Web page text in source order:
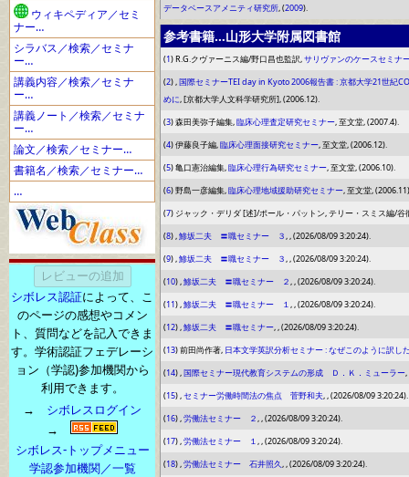
ウィキペディア／セミ
ナー…
シラバス／検索／セミナ
ー…
講義内容／検索／セミナ
ー…
講義ノート／検索／セミナ
ー…
論文／検索／セミナー…
書籍名／検索／セミナー…
…
シボレス認証によって、こ
のページの感想やコメン
ト、質問などを記入できま
す。学術認証フェデレーシ
ョン（学認)参加機関から
利用できます。
→ シボレスログイン
→
シボレス-トップメニュー
学認参加機関／一覧
データベースアメニティ研究所, (2009).
参考書籍…山形大学附属図書館
(1) R.G.クヴァーニス編/野口昌也監訳,サリヴァンのケースセミナ
(2) ,国際セミナーTEI day in Kyoto 2006報告書 : 京都大学21世紀
めに, [京都大学人文科学研究所], (2006.12).
(3) 森田美弥子編集,臨床心理査定研究セミナー, 至文堂, (2007.4).
(4) 伊藤良子編,臨床心理面接研究セミナー, 至文堂, (2006.12).
(5) 亀口憲治編集,臨床心理行為研究セミナー, 至文堂, (2006.10).
(6) 野島一彦編集,臨床心理地域援助研究セミナー, 至文堂,
(7) ジャック・デリダ [述]/ポール・パットン, テリー・スミス編/谷
(8) ,鯵坂二夫 〓職セミナー ３, , (2026/08/09 3:20:24).
(9) ,鯵坂二夫 〓職セミナー ３, , (2026/08/09 3:20:24).
(10) ,鯵坂二夫 〓職セミナー ２, , (2026/08/09 3:20:24).
(11) ,鯵坂二夫 〓職セミナー １, , (2026/08/09 3:20:24).
(12) ,鯵坂二夫 〓職セミナー, , (2026/08/09 3:20:24).
(13) 前田尚作著, 日本文学英訳分析セミナー : なぜこのように訳し
(14) ,国際セミナー現代教育システムの形成 Ｄ．Ｋ．ミューラー,
(15) ,セミナー労働時間法の焦点 菅野和夫, , (2026/08/09 3:20:24).
(16) ,労働法セミナー ２, , (2026/08/09 3:20:24).
(17) ,労働法セミナー １, , (2026/08/09 3:20:24).
(18) ,労働法セミナー 石井照久, , (2026/08/09 3:20:24).